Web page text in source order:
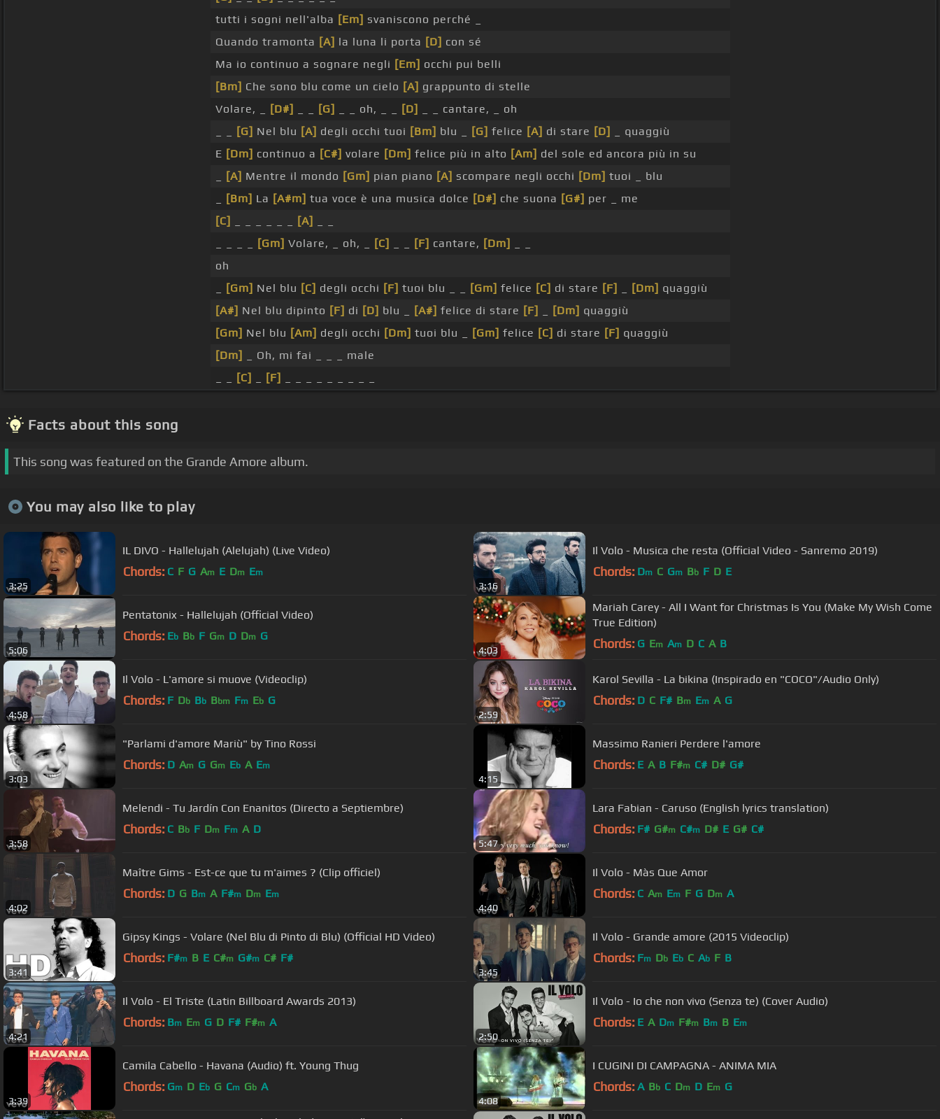
tutti i sogni nell'alba [Em] svaniscono perché _
Quando tramonta [A] la luna li porta [D] con sé
Ma io continuo a sognare negli [Em] occhi pui belli
[Bm] Che sono blu come un cielo [A] grappunto di stelle
Volare, _
[D#] [G] _ _ oh, _ _ [D]
_ _ cantare, _ oh
[G] Nel blu [A] degli occhi tuoi [Bm] blu _ [G] felice [A] di stare [D]
_ quaggiù
E [Dm] continuo a [C#] volare [Dm] felice più in alto [Am] del sole ed ancora più in su
[A] Mentre il mondo [Gm] pian piano [A] scompare negli occhi [Dm] tuoi _ blu
[Bm] La [A#m] tua voce è una musica dolce [D#] che suona [G#] per _ me
[C]
[A]
[Gm] Volare, _ oh, _ [C] [F] cantare, [Dm]
oh
[Gm] Nel blu [C] degli occhi [F] tuoi blu _ _ [Gm] felice [C] di stare [F] [Dm] quaggiù
[A#] Nel blu dipinto [F] di [D] blu _ [A#] felice di stare [F] [Dm] quaggiù
[Gm] Nel blu [Am] degli occhi [Dm] tuoi blu _ [Gm] felice [C] di stare [F] quaggiù
[Dm]
_ Oh, mi fai _ _ _ male
[C] [F]
Facts about this song
This song was featured on the Grande Amore album.
You may also like to play
3:25
IL DIVO - Hallelujah (Alelujah) (Live Video)
Chords: C F G Am E Dm Em
3:16
Il Volo - Musica che resta (Official Video - Sanremo 2019)
Chords: Dm C Gm Bb F D E
5:06
Pentatonix - Hallelujah (Official Video)
Chords: Eb Bb F Gm D Dm G
4:03
Mariah Carey - All I Want for Christmas Is You (Make My Wish Come
True Edition)
Chords: G Em Am D C A B
4:58
Il Volo - L'amore si muove (Videoclip)
Chords: F Db Bb Bbm Fm Eb G
2:59
Karol Sevilla - La bikina (Inspirado en "COCO"/Audio Only)
Chords: D C F# Bm Em A G
3:03
"Parlami d'amore Mariù" by Tino Rossi
Chords: D Am G Gm Eb A Em
4:15
Massimo Ranieri Perdere l'amore
Chords: E A B F#m C# D# G#
3:58
Melendi - Tu Jardín Con Enanitos (Directo a Septiembre)
Chords: C Bb F Dm Fm A D
5:47
Lara Fabian - Caruso (English lyrics translation)
Chords: F# G#m C#m D# E G# C#
4:02
Maître Gims - Est-ce que tu m'aimes ? (Clip officiel)
Chords: D G Bm A F#m Dm Em
4:40
Il Volo - Màs Que Amor
Chords: C Am Em F G Dm A
3:41
Gipsy Kings - Volare (Nel Blu di Pinto di Blu) (Official HD Video)
Chords: F#m B E C#m G#m C# F#
3:45
Il Volo - Grande amore (2015 Videoclip)
Chords: Fm Db Eb C Ab F B
4:21
Il Volo - El Triste (Latin Billboard Awards 2013)
Chords: Bm Em G D F# F#m A
2:50
Il Volo - Io che non vivo (Senza te) (Cover Audio)
Chords: E A Dm F#m Bm B Em
3:39
Camila Cabello - Havana (Audio) ft. Young Thug
Chords: Gm D Eb G Cm Gb A
4:08
I CUGINI DI CAMPAGNA - ANIMA MIA
Chords: A Bb C Dm D Em G